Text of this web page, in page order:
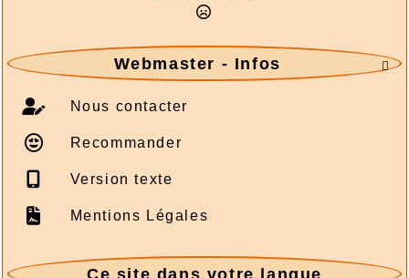

Webmaster - Infos
Nous contacter
Recommander
Version texte
Mentions Légales